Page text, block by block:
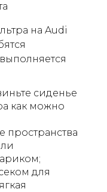
на Audi
сиденье
как можно
пространства
для